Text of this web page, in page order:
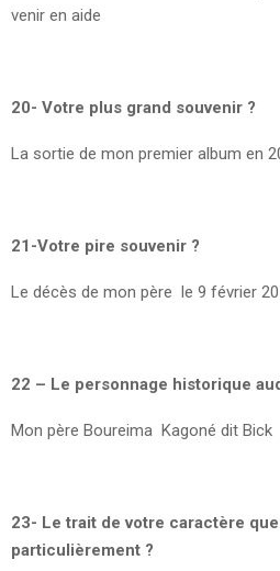
venir en aide
20- Votre plus grand souvenir ?
La sortie de mon premier album en
21-Votre pire souvenir ?
Le décès de mon père le 9 février
22 – Le personnage historique
Mon père Boureima Kagoné dit Bick
23- Le trait de votre caractère
particulièrement ?